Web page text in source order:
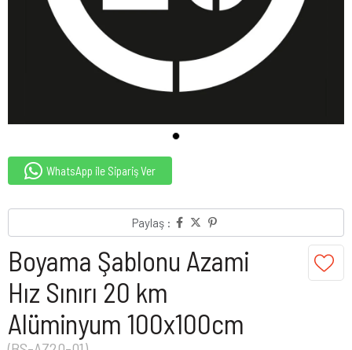
WhatsApp ile Sipariş Ver
Paylaş :
Boyama Şablonu Azami
Hız Sınırı 20 km
Alüminyum 100x100cm